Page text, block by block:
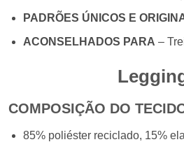
PADRÕES ÚNICOS E
ACONSELHADOS PARA –
COMPOSIÇÃO DO
85% poliéster reciclado, 15%